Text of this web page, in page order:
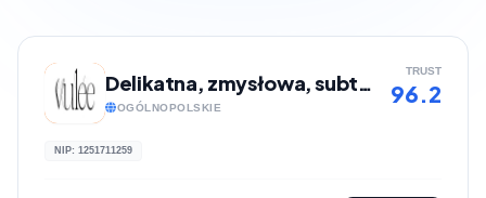
Delikatna, zmysłowa, subtelna, autorska biżuteria ręcznie robiona | Vulée
OGÓLNOPOLSKIE
TRUST
96.2
NIP: 1251711259